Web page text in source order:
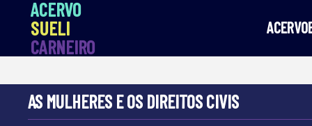
ACERVO
SUELI
CARNEIRO
ACERVO
AS MULHERES E OS DIREITOS CIVIS